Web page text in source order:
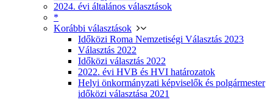
2024. évi általános választások
*
Korábbi választások
Időközi Roma Nemzetiségi Választás 2023
Választás 2022
Időközi választás 2022
2022. évi HVB és HVI határozatok
Helyi önkormányzati képviselők és polgármester
időközi választása 2021